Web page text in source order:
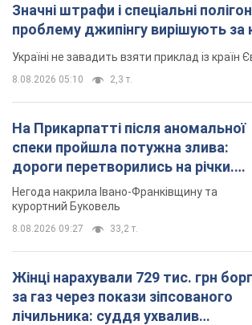
Значні штрафи і спеціальні
проблему джипінгу вирішують
Україні не завадить взяти приклад із країн
8.08.2026 05:10 2,3 т.
На Прикарпатті після аномальної
спеки пройшла потужна злива:
дороги перетворились на річки.
Відео
Негода накрила Івано-Франківщину та
курортний Буковель
8.08.2026 09:27 33,2 т.
Жінці нарахували 729 тис. грн
за газ через покази зіпсованого
лічильника: суддя ухвалив